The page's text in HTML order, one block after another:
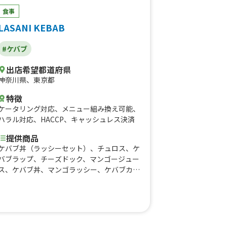
食事
KEBAB
#ケバブ
出店希望都道府県
奈川県、 東京都
特徴
ータリング対応、 メニュー組み換え可能、
ラル対応、 HACCP、 キャッシュレス決済
提供商品
バブ丼（ラッシーセット）、チュロス、ケ
ブラップ、チーズドック、マンゴージュー
、ケバブ丼、マンゴラッシー、ケバブカレ